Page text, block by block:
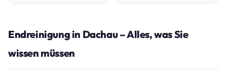
Endreinigung in Dachau – Alles, was Sie
wissen müssen